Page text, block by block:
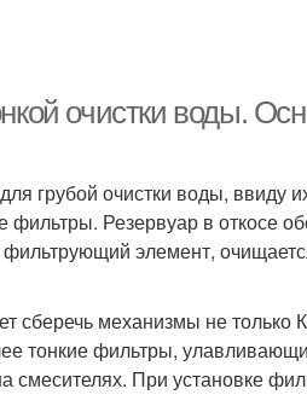
очистки воды.
грубой очистки воды, ввиду
Резервуар в откосе
элемент,
сберечь механизмы не
тонкие фильтры,
При установке